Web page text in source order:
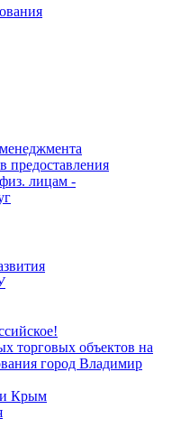
предоставления
лицам -
торговых объектов на
город Владимир
Крым